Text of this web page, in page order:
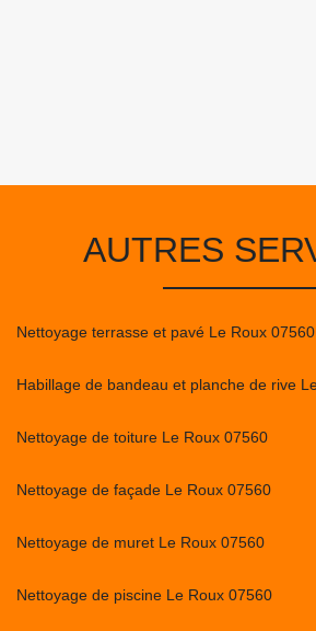
AUTRES
Nettoyage terrasse et pavé Le Roux 07560
Habillage de bandeau et planche de rive
Nettoyage de toiture Le Roux 07560
Nettoyage de façade Le Roux 07560
Nettoyage de muret Le Roux 07560
Nettoyage de piscine Le Roux 07560